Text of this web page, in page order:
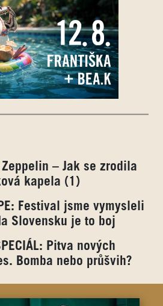
– Jak se zrodila
kapela (1)
Festival jsme vymysleli
Slovensku je to boj
Pitva nových
Bomba nebo průšvih?